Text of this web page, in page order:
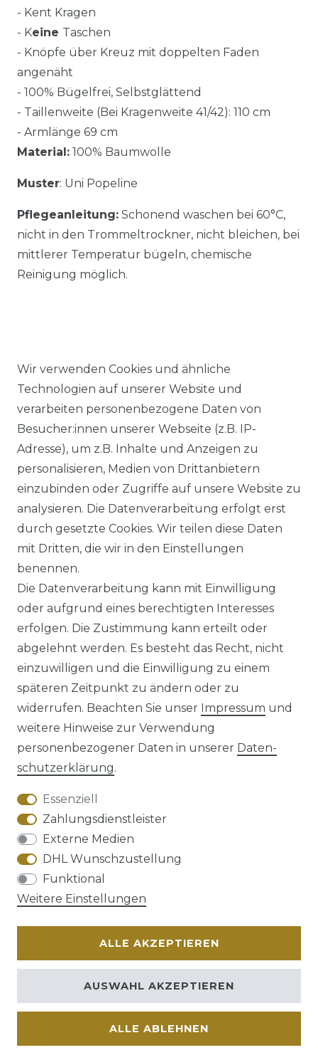
- Kent Kragen
- Keine Taschen
- Knöpfe über Kreuz mit doppelten Faden
angenäht
- 100% Bügelfrei, Selbstglättend
- Taillenweite (Bei Kragenweite 41/42): 110 cm
- Armlänge 69 cm
Material: 100% Baumwolle
Muster: Uni Popeline
Pflegeanleitung: Schonend waschen bei 60°C,
nicht in den Trommeltrockner, nicht bleichen, bei
mittlerer Temperatur bügeln, chemische
Reinigung möglich.
Ähnlicher Artikel
Casa Moda - Comfort Fit -
Bügelfreies Herren Business
langarm Hemd verschiedene
Farben (006050)
UVP 49,99 €
ab 47,99 € *
Impressum Daten­schutz­erklärung
AGB Barrierefreiheitserklärung
Widerrufs­recht
© Copyright 2026 | Alle Rechte vorbehalten.
Wir verwenden Cookies und ähnliche
Technologien auf unserer Website und
verarbeiten personenbezogene Daten von
Besucher:innen unserer Webseite (z.B. IP-
Adresse), um z.B. Inhalte und Anzeigen zu
personalisieren, Medien von Drittanbietern
einzubinden oder Zugriffe auf unsere Website zu
analysieren. Die Datenverarbeitung erfolgt erst
durch gesetzte Cookies. Wir teilen diese Daten
mit Dritten, die wir in den Einstellungen
benennen.
Die Datenverarbeitung kann mit Einwilligung
oder aufgrund eines berechtigten Interesses
erfolgen. Die Zustimmung kann erteilt oder
abgelehnt werden. Es besteht das Recht, nicht
einzuwilligen und die Einwilligung zu einem
späteren Zeitpunkt zu ändern oder zu
widerrufen. Beachten Sie unser Impressum und
weitere Hinweise zur Verwendung
personenbezogener Daten in unserer Daten­
schutz­erklärung.
Essenziell
Zahlungsdienstleister
Externe Medien
DHL Wunschzustellung
Funktional
Weitere Einstellungen
ALLE AKZEPTIEREN
ALLE ABLEHNEN
AUSWAHL AKZEPTIEREN